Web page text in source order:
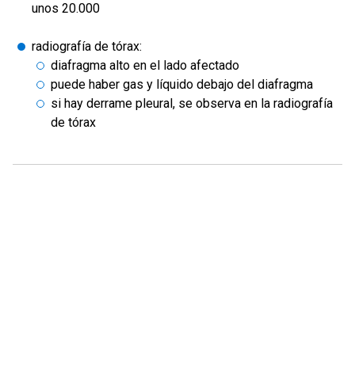
unos 20.000
radiografía de tórax:
diafragma alto en el lado afectado
puede haber gas y líquido debajo del diafragma
si hay derrame pleural, se observa en la radiografía
de tórax